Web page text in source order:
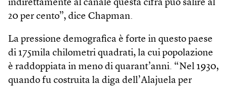
indirettamente al canale questa cifra può salire al
20 per cento”, dice Chapman.
La pressione demografica è forte in questo paese
di 175mila chilometri quadrati, la cui popolazione
è raddoppiata in meno di quarant’anni. “Nel 1930,
quando fu costruita la diga dell’Alajuela per